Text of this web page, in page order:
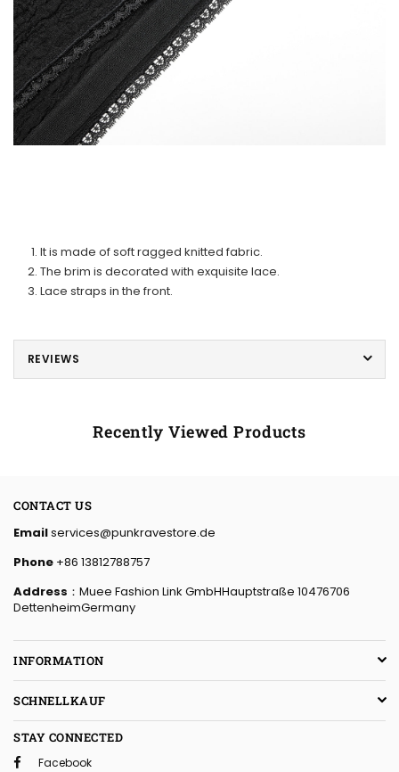
It is made of soft ragged knitted fabric.
The brim is decorated with exquisite lace.
Lace straps in the front.
REVIEWS
Recently Viewed Products
CONTACT US
Emailservices@punkravestore.de
Phone +86 13812788757
Address ：Muee Fashion Link GmbHHauptstraße 10476706
DettenheimGermany
INFORMATION
SCHNELLKAUF
STAY CONNECTED
Facebook